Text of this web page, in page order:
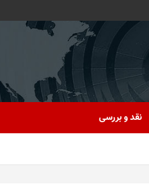
نقد و بررسی